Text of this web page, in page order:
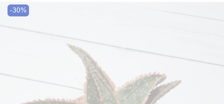
-30%